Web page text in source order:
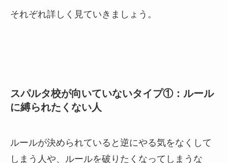
それぞれ詳しく見ていきましょう。
スパルタ校が向いていないタイプ①：ルール
に縛られたくない人
ルールが決められていると逆にやる気をなくして
しまう人や、ルールを破りたくなってしまうな